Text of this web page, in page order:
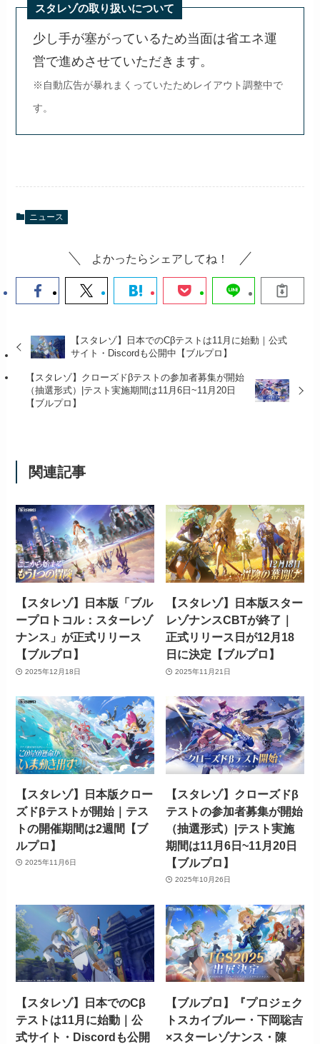
スタレゾの取り扱いについて
少し手が塞がっているため当面は省エネ運
営で進めさせていただきます。
※自動広告が暴れまくっていたためレイアウト調整中で
す。
ニュース
よかったらシェアしてね！
【スタレゾ】日本でのCβテストは11月に始動｜公式
サイト・Discordも公開中【ブルプロ】
【スタレゾ】クローズドβテストの参加者募集が開始
（抽選形式）|テスト実施期間は11月6日~11月20日
【ブルプロ】
関連記事
【スタレゾ】日本版「ブル
ープロトコル：スターレゾ
ナンス」が正式リリース
【ブルプロ】
2025年12月18日
【スタレゾ】日本版スター
レゾナンスCBTが終了｜
正式リリース日が12月18
日に決定【ブルプロ】
2025年11月21日
【スタレゾ】日本版クロー
ズドβテストが開始｜テス
トの開催期間は2週間【ブ
ルプロ】
2025年11月6日
【スタレゾ】クローズドβ
テストの参加者募集が開始
（抽選形式）|テスト実施
期間は11月6日~11月20日
【ブルプロ】
2025年10月26日
【スタレゾ】日本でのCβ
テストは11月に始動｜公
式サイト・Discordも公開
【ブルプロ】『プロジェク
トスカイブルー・下岡聡吉
×スターレゾナンス・陳